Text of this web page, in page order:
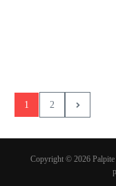
1 2
Copyright © 2026